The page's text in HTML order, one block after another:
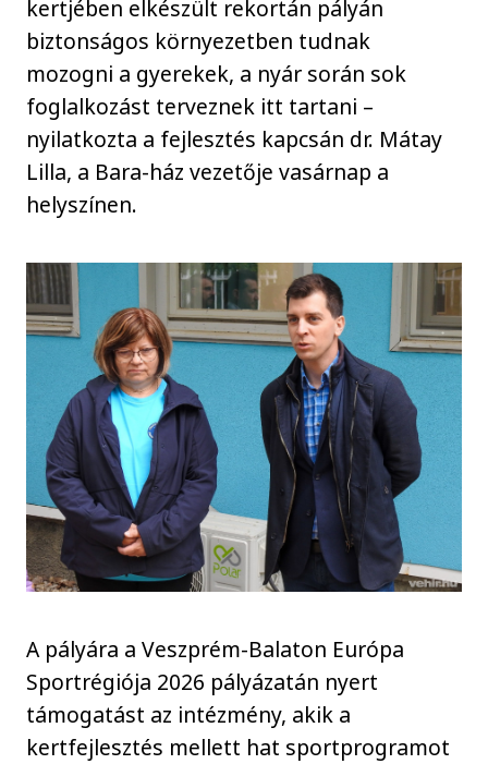
kertjében elkészült rekortán pályán
biztonságos környezetben tudnak
mozogni a gyerekek, a nyár során sok
foglalkozást terveznek itt tartani –
nyilatkozta a fejlesztés kapcsán dr. Mátay
Lilla, a Bara-ház vezetője vasárnap a
helyszínen.
A pályára a Veszprém-Balaton Európa
Sportrégiója 2026 pályázatán nyert
támogatást az intézmény, akik a
kertfejlesztés mellett hat sportprogramot